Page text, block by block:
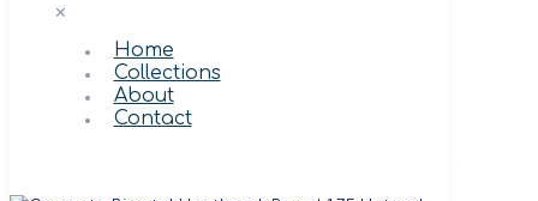
✕
Home
Collections
About
Contact